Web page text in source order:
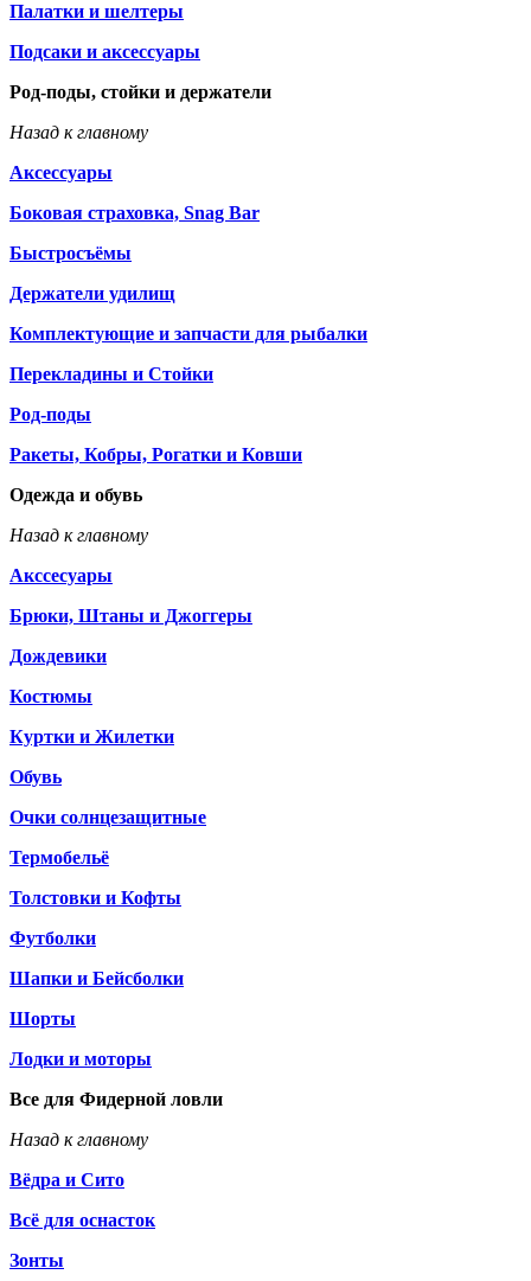
Палатки и шелтеры
Подсаки и аксессуары
Род-поды, стойки и держатели
Назад к главному
Аксессуары
Боковая страховка, Snag Bar
Быстросъёмы
Держатели удилищ
Комплектующие и запчасти для рыбалки
Перекладины и Стойки
Род-поды
Ракеты, Кобры, Рогатки и Ковши
Одежда и обувь
Назад к главному
Акссесуары
Брюки, Штаны и Джоггеры
Дождевики
Костюмы
Куртки и Жилетки
Обувь
Очки солнцезащитные
Термобельё
Толстовки и Кофты
Футболки
Шапки и Бейсболки
Шорты
Лодки и моторы
Все для Фидерной ловли
Назад к главному
Вёдра и Сито
Всё для оснасток
Зонты